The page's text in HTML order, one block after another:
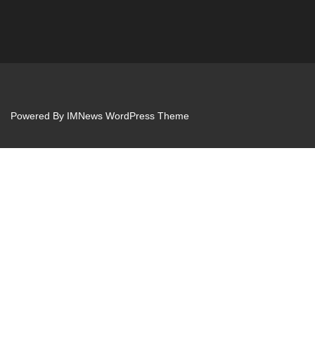
Powered By IMNews WordPress Theme